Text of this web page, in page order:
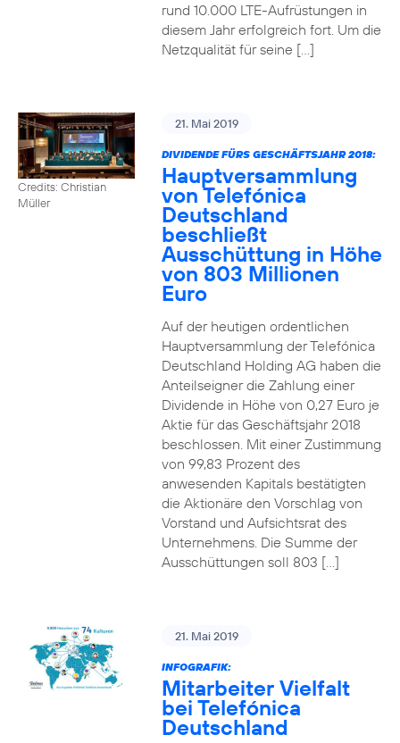
rund 10.000 LTE-Aufrüstungen in
diesem Jahr erfolgreich fort. Um die
Netzqualität für seine […]
Credits: Christian
Müller
21. Mai 2019
DIVIDENDE FÜRS GESCHÄFTSJAHR 2018:
Hauptversammlung
von Telefónica
Deutschland
beschließt
Ausschüttung in Höhe
von 803 Millionen
Euro
Auf der heutigen ordentlichen
Hauptversammlung der Telefónica
Deutschland Holding AG haben die
Anteilseigner die Zahlung einer
Dividende in Höhe von 0,27 Euro je
Aktie für das Geschäftsjahr 2018
beschlossen. Mit einer Zustimmung
von 99,83 Prozent des
anwesenden Kapitals bestätigten
die Aktionäre den Vorschlag von
Vorstand und Aufsichtsrat des
Unternehmens. Die Summe der
Ausschüttungen soll 803 […]
21. Mai 2019
INFOGRAFIK:
Mitarbeiter Vielfalt
bei Telefónica
Deutschland